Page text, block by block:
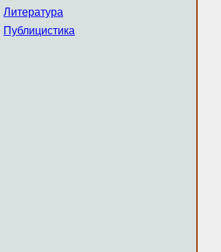
Литература
Публицистика